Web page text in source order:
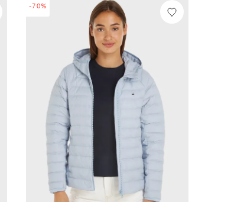
-70%